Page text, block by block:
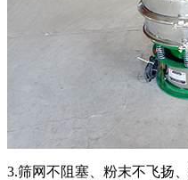
3.筛网不阻塞、粉末不飞扬